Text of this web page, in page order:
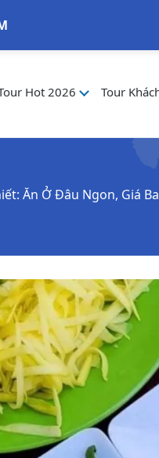
Hot 2026 Tour
Ăn Ở Đâu Ngon, Giá